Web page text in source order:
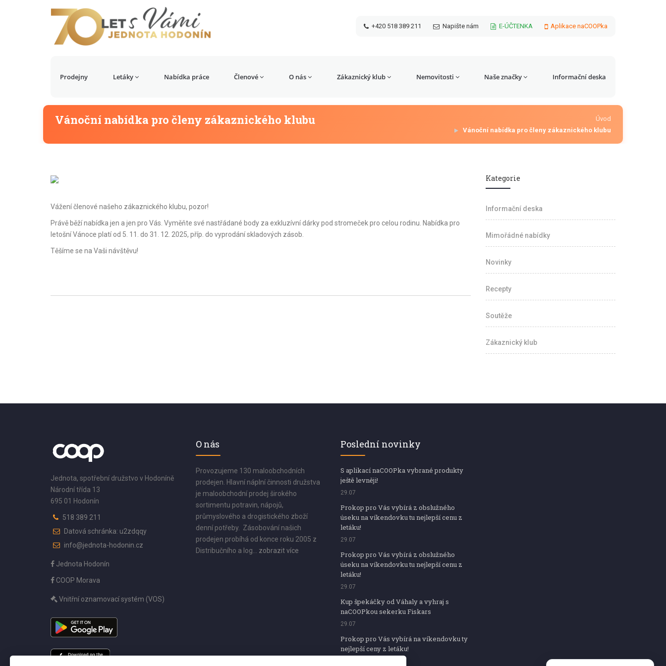
+420 518 389 211 Napište nám E-ÚČTENKA Aplikace naCOOPka
Prodejny Letáky Nabídka práce Členové O nás Zákaznický klub Nemovitosti Naše značky Informační deska
Vánoční nabídka pro členy zákaznického klubu
Úvod
Vánoční nabídka pro členy zákaznického klubu
Vážení členové našeho zákaznického klubu, pozor!
Právě běží nabídka jen a jen pro Vás. Vyměňte své nastřádané body za exkluzívní dárky pod stromeček pro celou rodinu. Nabídka pro
letošní Vánoce platí od 5. 11. do 31. 12. 2025, příp. do vyprodání skladových zásob.
Těšíme se na Vaši návštěvu!
Kategorie
Informační deska
Mimořádné nabídky
Novinky
Recepty
Soutěže
Zákaznický klub
Jednota, spotřební družstvo v Hodoníně
Národní třída 13
695 01 Hodonín
518 389 211
Datová schránka: u2zdqqy
info@jednota-hodonin.cz
Jednota Hodonín
COOP Morava
Vnitřní oznamovací systém (VOS)
O nás
Provozujeme 130 maloobchodních
prodejen. Hlavní náplní činnosti družstva
je maloobchodní prodej širokého
sortimentu potravin, nápojů,
průmyslového a drogistického zboží
denní potřeby. Zásobování našich
prodejen probíhá od konce roku 2005 z
Distribučního a log... zobrazit více
Poslední novinky
S aplikací naCOOPka vybrané produkty
ještě levněji!
29.07
Prokop pro Vás vybírá z obslužného
úseku na víkendovku tu nejlepší cenu z
letáku!
29.07
Prokop pro Vás vybírá z obslužného
úseku na víkendovku tu nejlepší cenu z
letáku!
29.07
Kup špekáčky od Váhaly a vyhraj s
naCOOPkou sekerku Fiskars
29.07
Prokop pro Vás vybírá na víkendovku ty
nejlepší ceny z letáku!